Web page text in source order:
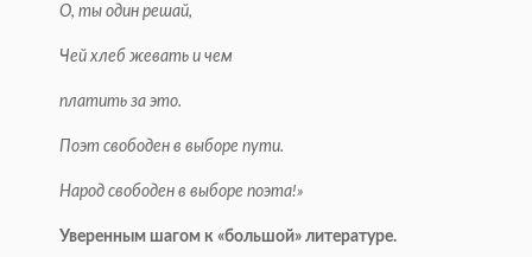
О, ты один решай,
Чей хлеб жевать и чем
платить за это.
Поэт свободен в выборе пути.
Народ свободен в выборе поэта!»
Уверенным шагом к «большой» литературе.